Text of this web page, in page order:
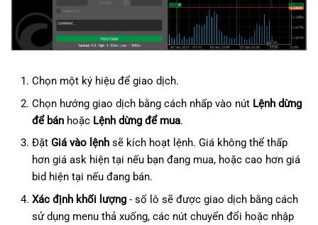
Chọn một ký hiệu để giao dịch.
Chọn hướng giao dịch bằng cách nhấp vào nút Lệnh dừng
để bánhoặc Lệnh dừng để mua.
Đặt Giá vào lệnhsẽ kích hoạt lệnh. Giá không thể thấp
hơn giá ask hiện tại nếu bạn đang mua, hoặc cao hơn giá
bid hiện tại nếu đang bán.
Xác định khối lượng- số lô sẽ được giao dịch bằng cách
sử dụng menu thả xuống, các nút chuyển đổi hoặc nhập